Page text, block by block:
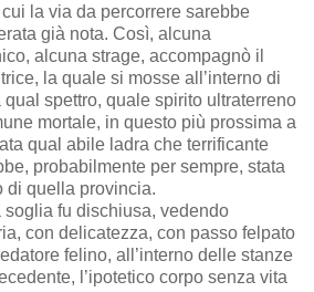
la via da percorrere sarebbe
già nota. Così, alcuna
alcuna strage, accompagnò il
la quale si mosse all’interno di
spettro, quale spirito ultraterreno
mortale, in questo più prossima a
qual abile ladra che terrificante
probabilmente per sempre, stata
di quella provincia.
soglia fu dischiusa, vedendo
con delicatezza, con passo felpato
felino, all’interno delle stanze
l’ipotetico corpo senza vita